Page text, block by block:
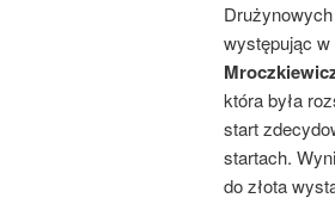
występując w
która była
start
startach.
do złota